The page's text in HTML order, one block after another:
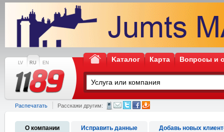
LV RU EN Kаталог Карта Вопросы и
Распечатать Расскажи другим:
О компании Исправить данные Добавь новых